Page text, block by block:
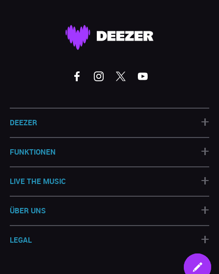
DEEZER +
FUNKTIONEN +
LIVE THE MUSIC +
ÜBER UNS +
LEGAL +